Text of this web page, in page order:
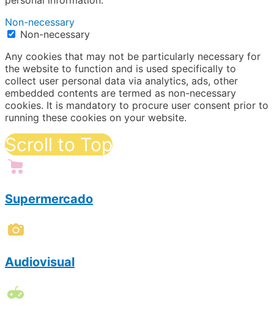
and explains how to disable cookies.
Agree
Close
Privacy Overview
This website uses cookies to improve your experience
while you navigate through the website. Out of these,
the cookies that are categorized as necessary are
stored on your browser as they are essential for the
use third-party cookies that help us analyze and
understand how you use this website. These cookies will
also have the option to opt-out of these cookies. But
browsing experience.
Necessary
Always Enabled